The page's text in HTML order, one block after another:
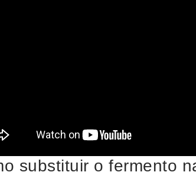
substituir o fermento